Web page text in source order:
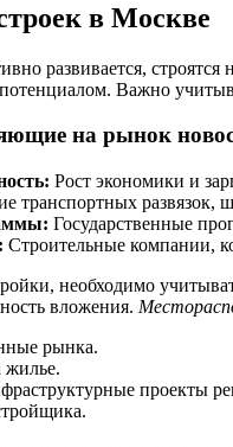
в Москве
развивается,
Важно
на рынок
Рост экономики и
транспортных развязок,
Государственные
Строительные компании,
необходимо
вложения.
рынка.
жилье.
проекты